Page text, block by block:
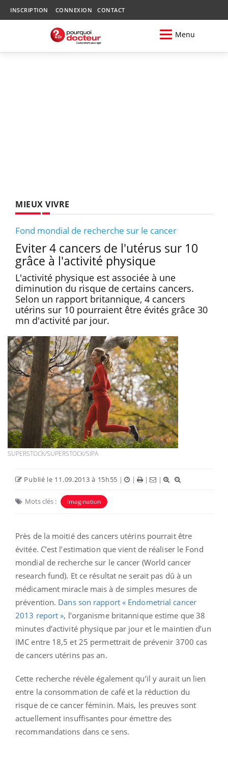
INSCRIPTION CONNEXION CONTACT
Menu
MIEUX VIVRE
Fond mondial de recherche sur le cancer
Eviter 4 cancers de l'utérus sur 10
grâce à l'activité physique
L'activité physique est associée à une
diminution du risque de certains cancers.
Selon un rapport britannique, 4 cancers
utérins sur 10 pourraient être évités grâce 30
mn d'activité par jour.
SUPERSTOCK/SUPERSTOCK/SIPA
Publié le 11.09.2013 à 15h55 | | | |
Mots clés : imagination
Près de la moitié des cancers utérins pourrait être
évitée. C’est l’estimation que vient de réaliser le Fond
mondial de recherche sur le cancer (World cancer
research fund). Et ce résultat ne serait pas dû à un
médicament miracle mais à de simples mesures de
prévention. Dans son rapport « Endometrial cancer
2013 report », l’organisme britannique estime que 38
minutes d’activité physique par jour et le maintien d’un
IMC entre 18,5 et 25 permettrait de prévenir 3700 cas
de cancers utérins pas an.
Cette recherche révèle également qu’il y aurait un lien
entre la consommation de café et la réduction du
risque de ce cancer féminin. Mais, les preuves sont
actuellement insuffisantes pour émettre des
recommandations dans ce sens.